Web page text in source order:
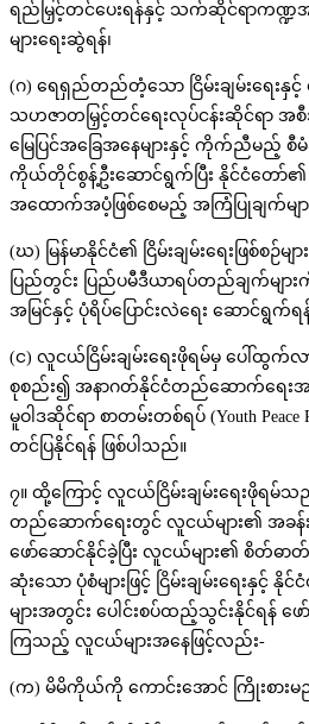
ရည်မြှင့်တင်ပေးရန်နှင့် သက်ဆိုင်ရာကဏ္
များရေးဆွဲရန်၊
(ဂ) ရေရှည်တည်တံ့သော ငြိမ်းချမ်းရေး
သဟဇာတမြှင့်တင်ရေးလုပ်ငန်းဆိုင်ရာ အ
မြေပြင်အခြေအနေများနှင့် ကိုက်ညီမည့် စီမံ
ကိုယ်တိုင်စွန့်ဦးဆောင်ရွက်ပြီး နိုင်ငံတော်၏ မူ
အထောက်အပံ့ဖြစ်စေမည့် အကြံပြုချက်မျာ
(ဃ) မြန်မာနိုင်ငံ၏ ငြိမ်းချမ်းရေးဖြစ်စဉ်မ
ပြည်တွင်း ပြည်ပမီဒီယာရပ်တည်ချက်မျာ
အမြင်နှင့် ပုံရိပ်ပြောင်းလဲရေး ဆောင်ရွက်ရန်
(င) လူငယ်ငြိမ်းချမ်းရေးဖိုရမ်မှ ပေါ်ထွ
စုစည်း၍ အနာဂတ်နိုင်ငံတည်ဆောက်ရေးအ
မူဝါဒဆိုင်ရာ စာတမ်းတစ်ရပ် (Youth Peace
တင်ပြနိုင်ရန် ဖြစ်ပါသည်။
၇။ ထို့ကြောင့် လူငယ်ငြိမ်းချမ်းရေးဖိုရမ်
တည်ဆောက်ရေးတွင် လူငယ်များ၏ အခန်
ဖော်ဆောင်နိုင်ခဲ့ပြီး လူငယ်များ၏ စိတ်ဓာတ်
ဆုံးသော ပုံစံများဖြင့် ငြိမ်းချမ်းရေးနှင့်
များအတွင်း ပေါင်းစပ်ထည့်သွင်းနိုင်ရန် ဖ
ကြသည့် လူငယ်များအနေဖြင့်လည်း-
(က) မိမိကိုယ်ကို ကောင်းအောင် ကြိုးစားမ